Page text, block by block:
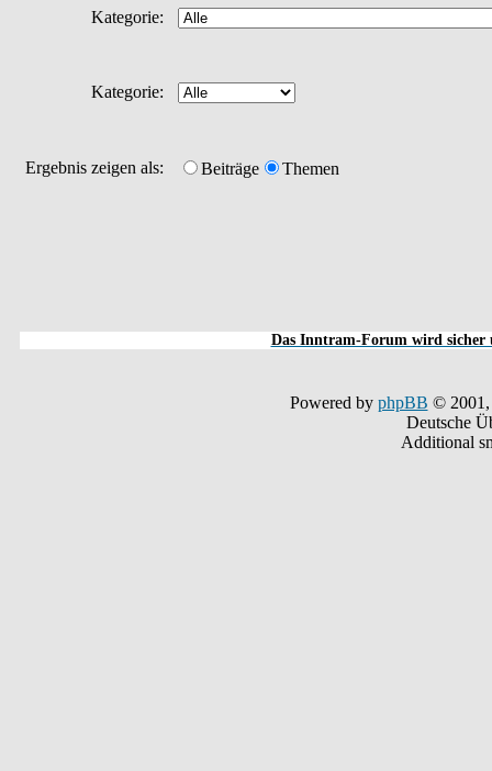
Kategorie:
Kategorie:
Ergebnis zeigen als: Beiträge Themen
Das Inntram-Forum wird sicher
Powered by phpBB © 2001,
Deutsche
Additional